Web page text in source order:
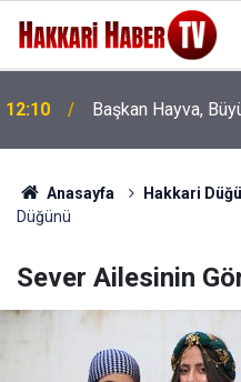
12:10 Başkan Hayva,
Anasayfa Hakkari
Düğünü
Sever Ailesinin